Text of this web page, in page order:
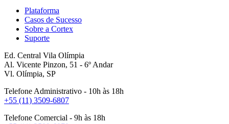
Plataforma
Casos de Sucesso
Sobre a Cortex
Suporte
Ed. Central Vila Olímpia
Al. Vicente Pinzon, 51 - 6º Andar
Vl. Olímpia, SP
Telefone Administrativo - 10h às 18h
+55 (11) 3509-6807
Telefone Comercial - 9h às 18h